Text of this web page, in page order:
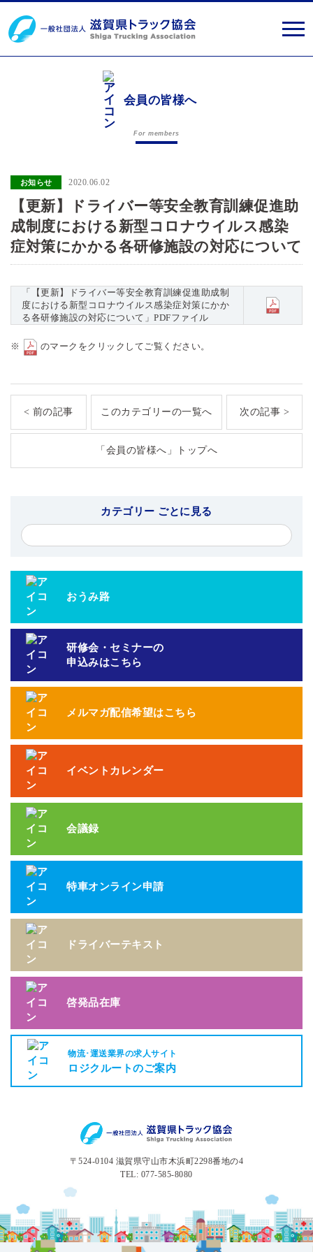
会員の皆様へ
For members
お知らせ 2020.06.02
【更新】ドライバー等安全教育訓練促進助
成制度における新型コロナウイルス感染
症対策にかかる各研修施設の対応について
「【更新】ドライバー等安全教育訓練促進助成制
度における新型コロナウイルス感染症対策にかか
る各研修施設の対応について」PDFファイル
※ のマークをクリックしてご覧ください。
< 前の記事 このカテゴリーの一覧へ 次の記事 >
「会員の皆様へ」トップへ
カテゴリー ごとに見る
おうみ路
研修会・セミナーの
申込みはこちら
メルマガ配信希望はこちら
イベントカレンダー
会議録
特車オンライン申請
ドライバーテキスト
啓発品在庫
物流･運送業界の求人サイト
ロジクルートのご案内
〒524-0104 滋賀県守山市木浜町2298番地の4
TEL: 077-585-8080